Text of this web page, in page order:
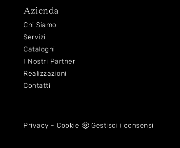
Azienda
Chi Siamo
Servizi
Cataloghi
I Nostri Partner
Realizzazioni
Contatti
Privacy - Cookie Gestisci i consensi